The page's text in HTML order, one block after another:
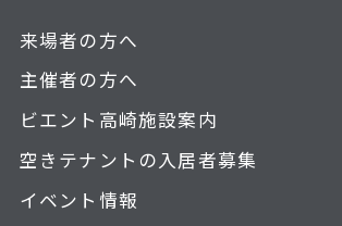
来場者の方へ
主催者の方へ
ビエント高崎施設案内
空きテナントの入居者募集
イベント情報